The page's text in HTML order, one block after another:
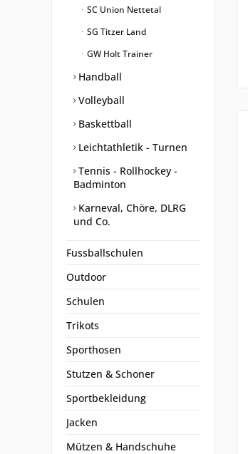
SC Union Nettetal
SG Titzer Land
GW Holt Trainer
Handball
Volleyball
Baskettball
Leichtathletik - Turnen
Tennis - Rollhockey -
Badminton
Karneval, Chöre, DLRG
und Co.
Fussballschulen
Outdoor
Schulen
Trikots
Sporthosen
Stutzen & Schoner
Sportbekleidung
Jacken
Mützen & Handschuhe